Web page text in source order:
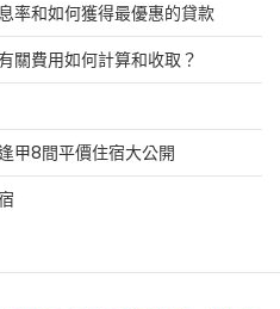
率和如何獲得最優惠的貸款
關費用如何計算和收取？
甲8間平價住宿大公開